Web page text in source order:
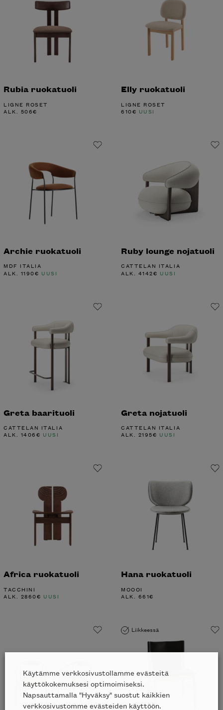
Rubia ruokatuoli
LIGNE ROSET
ALK. 506€
Elly ruokatuoli
LIGNE ROSET
610€ UUSI
Archie ruokatuoli
MDF ITALIA
ALK. 1190€ UUSI
Ruby lounge nojatuoli
CATTELAN ITALIA
ALK. 4142€ UUSI
Greta baarituoli
CATTELAN ITALIA
ALK. 1406€ UUSI
Greta nojatuoli
CATTELAN ITALIA
ALK. 2195€ UUSI
Africa ruokatuoli
TACCHINI
ALK. 2860€ UUSI
Hana ruokatuoli
MOOOI
ALK. 661€
Liikkeessä
Käytämme verkkosivustollamme evästeitä
käyttökokemuksesi optimoimiseksi.
Napsauttamalla "Hyväksy" suostut kaikkien
verkkosivustomme evästeiden käyttöön.